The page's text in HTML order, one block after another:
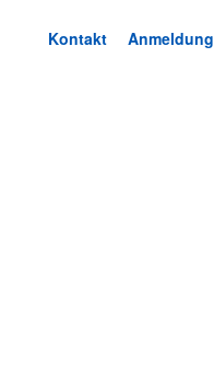
Kontakt Anmeldung